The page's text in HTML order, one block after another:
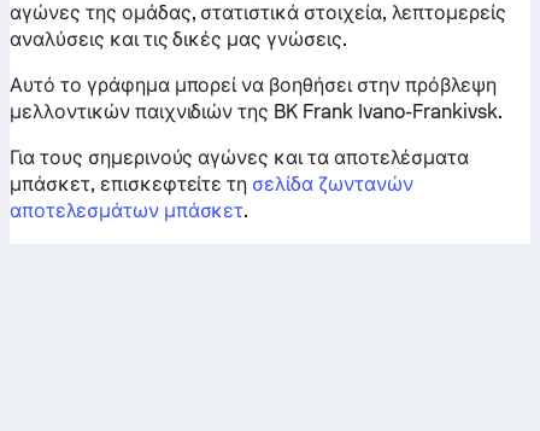
αγώνες της ομάδας, στατιστικά στοιχεία, λεπτομερείς
αναλύσεις και τις δικές μας γνώσεις.
Αυτό το γράφημα μπορεί να βοηθήσει στην πρόβλεψη
μελλοντικών παιχνιδιών της BK Frank Ivano-Frankivsk.
Για τους σημερινούς αγώνες και τα αποτελέσματα
μπάσκετ, επισκεφτείτε τη σελίδα ζωντανών
αποτελεσμάτων μπάσκετ.